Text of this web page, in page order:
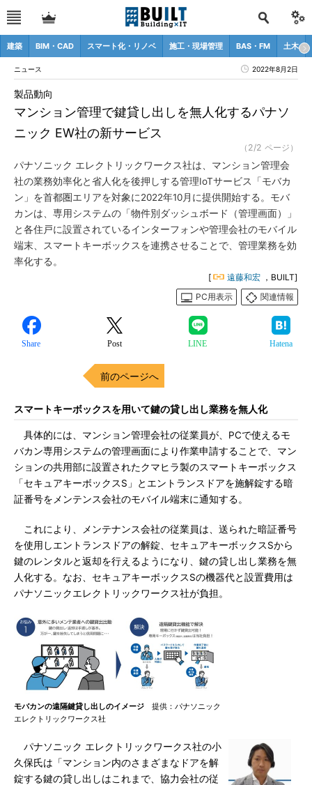
建築 BIM・CAD スマート化・リノベ 施工・現場管理 BAS・FM 土木
ニュース 2022年8月2日
マンション管理で鍵貸し出しを無人化するパナソ
ニック EW社の新サービス
製品動向
（2/2 ページ）
パナソニック エレクトリックワークス社は、マンション管理会
社の業務効率化と省人化を後押しする管理IoTサービス「モバカ
ン」を首都圏エリアを対象に2022年10月に提供開始する。モバ
カンは、専用システムの「物件別ダッシュボード（管理画面）」
と各住戸に設置されているインターフォンや管理会社のモバイル
端末、スマートキーボックスを連携させることで、管理業務を効
率化する。
[ 遠藤和宏 ，BUILT]
PC用表示
関連情報
Share Post LINE Hatena
前のページへ
スマートキーボックスを用いて鍵の貸し出し業務を無人化
具体的には、マンション管理会社の従業員が、PCで使えるモ
バカン専用システムの管理画面により作業申請することで、マン
ションの共用部に設置されたクマヒラ製のスマートキーボックス
「セキュアキーボックスS」とエントランスドアを施解錠する暗
証番号をメンテンス会社のモバイル端末に通知する。
これにより、メンテナンス会社の従業員は、送られた暗証番号
を使用しエントランスドアの解錠、セキュアキーボックスSから
鍵のレンタルと返却を行えるようになり、鍵の貸し出し業務を無
人化する。なお、セキュアキーボックスSの機器代と設置費用は
パナソニックエレクトリックワークス社が負担。
モバカンの遠隔鍵貸し出しのイメージ 提供：パナソニック
エレクトリックワークス社
パナソニック エレクトリックワークス社の小
久保氏は「マンション内のさまざまなドアを解
錠する鍵の貸し出しはこれまで、協力会社の従